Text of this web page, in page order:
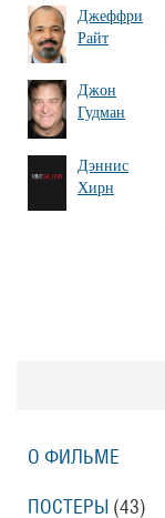
Джеффри
Райт
Джон
Гудман
Дэннис
Хирн
О ФИЛЬМЕ
ПОСТЕРЫ (43)